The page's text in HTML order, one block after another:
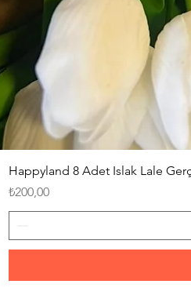
Happyland 8 Adet Islak Lale
Fiyat
₺200,00